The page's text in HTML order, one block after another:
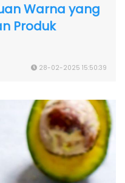
Warna yang
Produk
28-02-2025 15:50:39